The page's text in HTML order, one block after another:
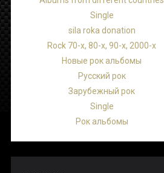
Single
sila roka donation
Rock 70-х, 80-х, 90-х, 2000-х
Новые рок альбомы
Русский рок
Зарубежный рок
Single
Рок альбомы